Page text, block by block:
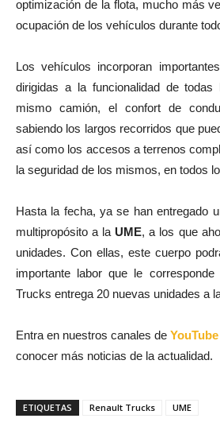
optimización de la flota, mucho más
ocupación de los vehículos durante
Los vehículos incorporan importantes
dirigidas a la funcionalidad de
mismo camión, el confort de
sabiendo los largos recorridos que
así como los accesos a terrenos
la seguridad de los mismos, en todos
Hasta la fecha, ya se han entregado
multipropósito a la UME, a los que
unidades. Con ellas, este cuerpo
importante labor que le
Trucks entrega 20 nuevas unidades a
Entra en nuestros canales de YouTube
conocer más noticias de la actualidad.
ETIQUETAS Renault Trucks UME